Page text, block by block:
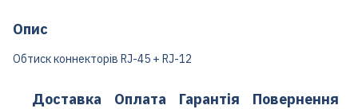
Опис
Обтиск коннекторів RJ-45 + RJ-12
Доставка Оплата Гарантія Повернення